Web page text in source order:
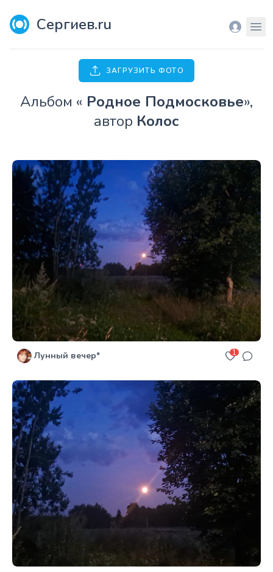
Сергиев.ru Вход
ЗАГРУЗИТЬ ФОТО
Aльбом « Родное Подмосковье»,
автор Колос
Лунный вечер* 1